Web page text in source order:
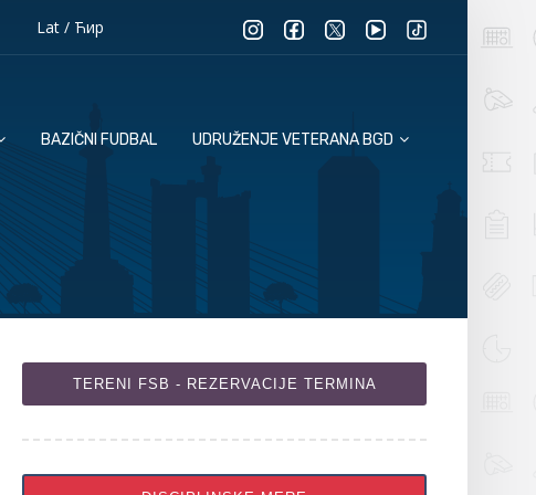
Lat/ Ћир
BAZIČNI FUDBAL UDRUŽENJE VETERANA BGD
TERENI FSB - REZERVACIJE TERMINA